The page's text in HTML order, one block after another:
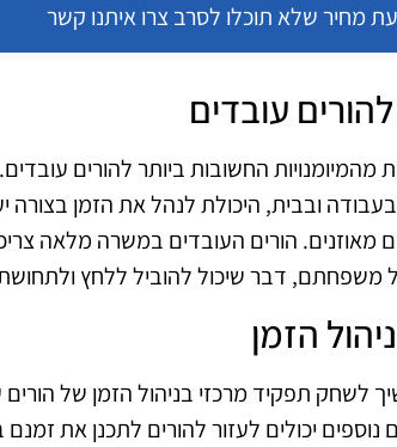
מחיר שלא תוכלו לסרב צרו איתנו קשר
עובדים
החשובות ביותר להורים
ובבית, היכולת לנהל את הזמן בצורה
מאוזנים. הורים העובדים במשרה מלאה
משפחתם, דבר שיכול להוביל ללחץ
הזמן
להמשיך לשחק תפקיד מרכזי בניהול הזמן של
נוספים יכולים לעזור להורים לתכנן את